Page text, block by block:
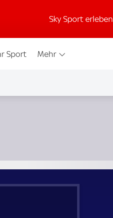
Sky Sport erleben
Sport Mehr